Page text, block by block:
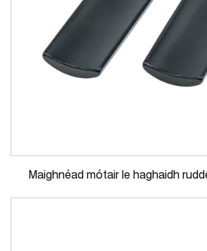
Maighnéad mótair le haghaidh